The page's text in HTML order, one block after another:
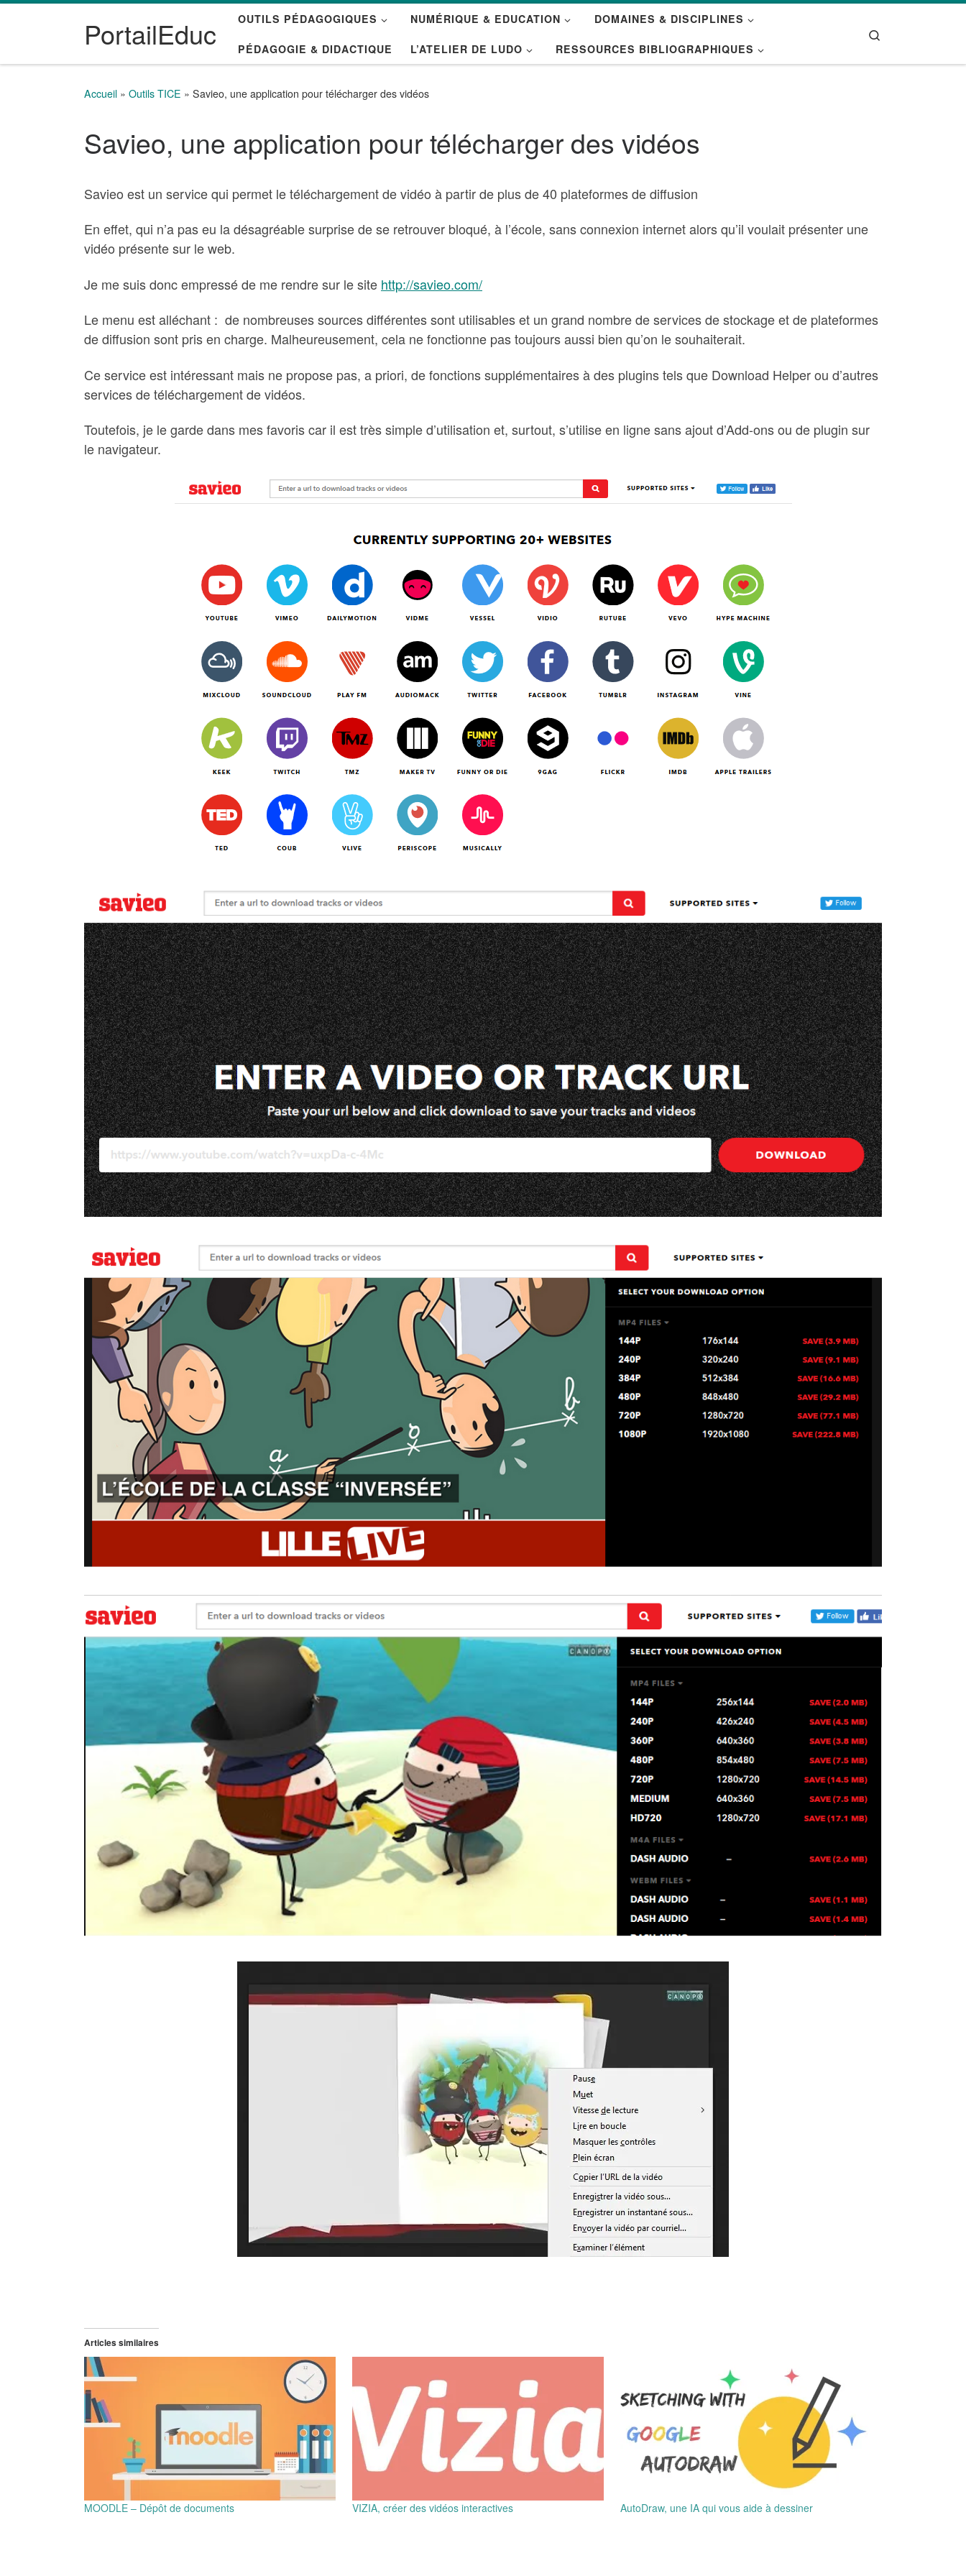
PortailEduc OUTILS PÉDAGOGIQUES NUMÉRIQUE & EDUCATION DOMAINES & DISCIPLINES
PÉDAGOGIE & DIDACTIQUE L’ATELIER DE LUDO RESSOURCES BIBLIOGRAPHIQUES
Accueil » Outils TICE » Savieo, une application pour télécharger des vidéos
Savieo, une application pour télécharger des vidéos
Savieo est un service qui permet le téléchargement de vidéo à partir de plus de 40 plateformes de diffusion
En effet, qui n’a pas eu la désagréable surprise de se retrouver bloqué, à l’école, sans connexion internet alors qu’il voulait présenter une
vidéo présente sur le web.
Je me suis donc empressé de me rendre sur le site http://savieo.com/
Le menu est alléchant : de nombreuses sources différentes sont utilisables et un grand nombre de services de stockage et de plateformes
de diffusion sont pris en charge. Malheureusement, cela ne fonctionne pas toujours aussi bien qu’on le souhaiterait.
Ce service est intéressant mais ne propose pas, a priori, de fonctions supplémentaires à des plugins tels que Download Helper ou d’autres
services de téléchargement de vidéos.
Toutefois, je le garde dans mes favoris car il est très simple d’utilisation et, surtout, s’utilise en ligne sans ajout d’Add-ons ou de plugin sur
le navigateur.
Articles similaires
MOODLE – Dépôt de documents VIZIA, créer des vidéos interactives AutoDraw, une IA qui vous aide à dessiner